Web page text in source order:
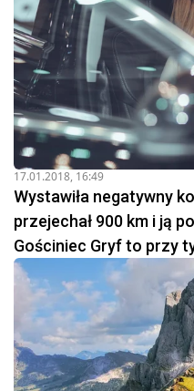
17.01.2018, 16:49
Wystawiła negatywny
przejechał 900 km i ją
Gościniec Gryf to przy